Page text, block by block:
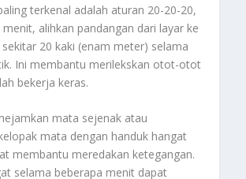
terkenal adalah aturan 20-20-20,
alihkan pandangan dari layar ke
20 kaki (enam meter) selama
Ini membantu merilekskan otot-otot
bekerja keras.
mata sejenak atau
mata dengan handuk hangat
membantu meredakan ketegangan.
selama beberapa menit dapat